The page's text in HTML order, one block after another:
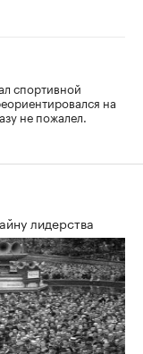
спортивной
на
не пожалел.
лидерства